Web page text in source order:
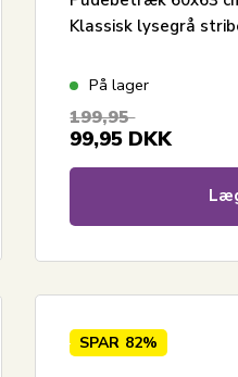
Klassisk lysegrå
På lager
199,95
99,95 DKK
SPAR 82%